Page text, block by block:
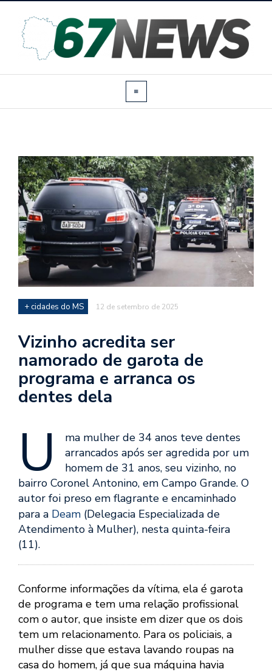
+ cidades do MS 12 de setembro de 2025
Vizinho acredita ser
namorado de garota de
programa e arranca os
dentes dela
U
ma mulher de 34 anos teve dentes
arrancados após ser agredida por um
homem de 31 anos, seu vizinho, no
bairro Coronel Antonino, em Campo Grande. O
autor foi preso em flagrante e encaminhado
para a Deam (Delegacia Especializada de
Atendimento à Mulher), nesta quinta-feira
(11).
Conforme informações da vítima, ela é garota
de programa e tem uma relação profissional
com o autor, que insiste em dizer que os dois
tem um relacionamento. Para os policiais, a
mulher disse que estava lavando roupas na
casa do homem, já que sua máquina havia